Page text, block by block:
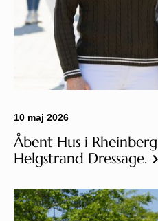
10 maj 2026
Åbent Hus i
Helgstrand Dressage.